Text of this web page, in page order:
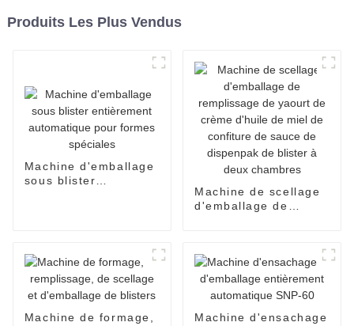
Produits Les Plus Vendus
Machine d'emballage
sous blister
Machine de scellage
d'emballage de
confiture de sauce de
dispenpak de blister
à deux chambres
Machine de formage,
Machine d'ensachage